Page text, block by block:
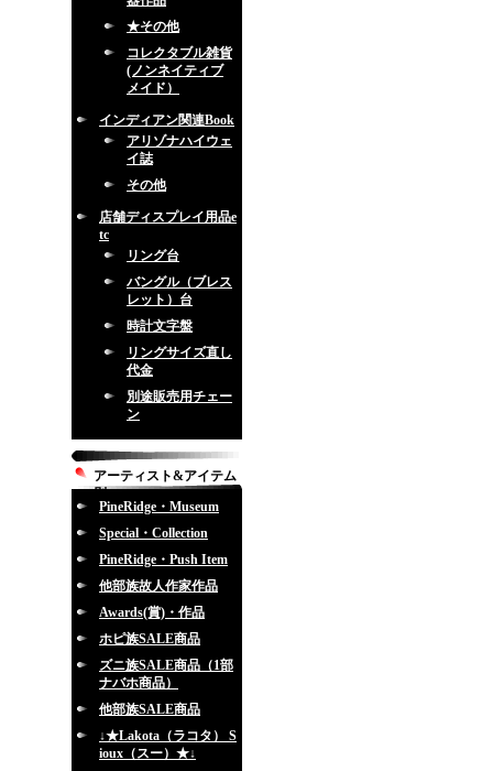
★その他
コレクタブル雑貨
(ノンネイティブ
メイド）
インディアン関連Book
アリゾナハイウェ
イ誌
その他
店舗ディスプレイ用品e
tc
リング台
バングル（ブレス
レット）台
時計文字盤
リングサイズ直し
代金
別途販売用チェー
ン
アーティスト&アイテム
別
PineRidge・Museum
Special・Collection
PineRidge・Push Item
他部族故人作家作品
Awards(賞)・作品
ホピ族SALE商品
ズニ族SALE商品（1部
ナバホ商品）
他部族SALE商品
↓★Lakota（ラコタ） S
ioux（スー）★↓